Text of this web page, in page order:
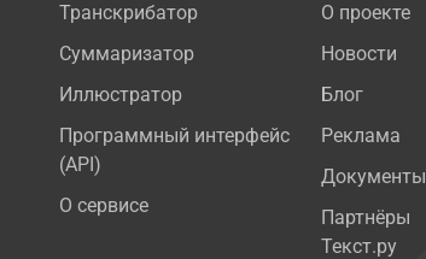
Транскрибатор
Суммаризатор
Иллюстратор
Программный интерфейс
(API)
О сервисе
О проекте
Новости
Блог
Реклама
Документы
Партнёры
Текст.ру